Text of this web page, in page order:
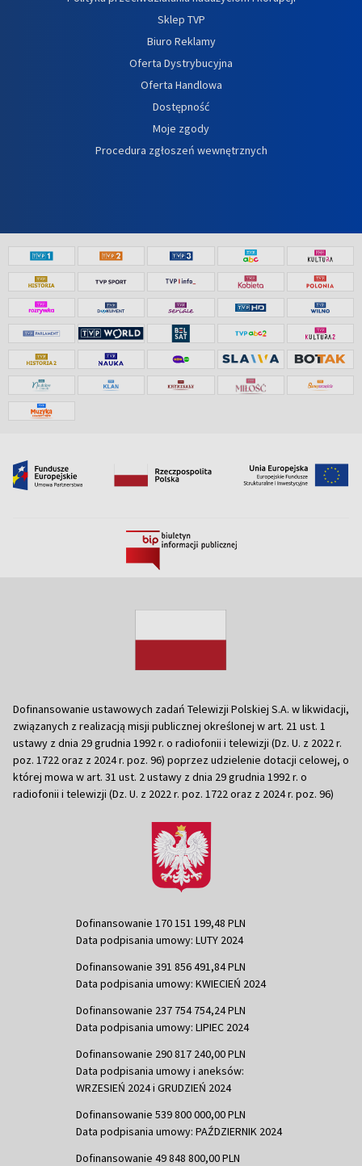
Sklep TVP
Biuro Reklamy
Oferta Dystrybucyjna
Oferta Handlowa
Dostępność
Moje zgody
Procedura zgłoszeń wewnętrznych
Dofinansowanie ustawowych zadań Telewizji Polskiej S.A. w likwidacji,
związanych z realizacją misji publicznej określonej w art. 21 ust. 1
ustawy z dnia 29 grudnia 1992 r. o radiofonii i telewizji (Dz. U. z 2022 r.
poz. 1722 oraz z 2024 r. poz. 96) poprzez udzielenie dotacji celowej, o
której mowa w art. 31 ust. 2 ustawy z dnia 29 grudnia 1992 r. o
radiofonii i telewizji (Dz. U. z 2022 r. poz. 1722 oraz z 2024 r. poz. 96)
Dofinansowanie 170 151 199,48 PLN
Data podpisania umowy: LUTY 2024
Dofinansowanie 391 856 491,84 PLN
Data podpisania umowy: KWIECIEŃ 2024
Dofinansowanie 237 754 754,24 PLN
Data podpisania umowy: LIPIEC 2024
Dofinansowanie 290 817 240,00 PLN
Data podpisania umowy i aneksów:
WRZESIEŃ 2024 i GRUDZIEŃ 2024
Dofinansowanie 539 800 000,00 PLN
Data podpisania umowy: PAŹDZIERNIK 2024
Dofinansowanie 49 848 800,00 PLN